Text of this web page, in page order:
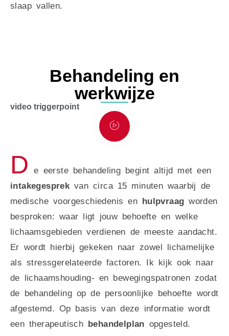
slaap vallen.
D
e eerste behandeling begint altijd met een
intakegesprek van circa 15 minuten waarbij de
medische voorgeschiedenis en
hulpvraagworden
besproken: waar ligt jouw behoefte en welke
lichaamsgebieden verdienen de meeste aandacht.
Er wordt hierbij gekeken naar zowel lichamelijke
als stressgerelateerde factoren. Ik kijk ook naar
de lichaamshouding- en bewegingspatronen zodat
de behandeling op de persoonlijke behoefte wordt
afgestemd. Op basis van deze informatie wordt
een therapeutisch
behandelplan opgesteld.
Behandeling en
werkwijze
video triggerpoint